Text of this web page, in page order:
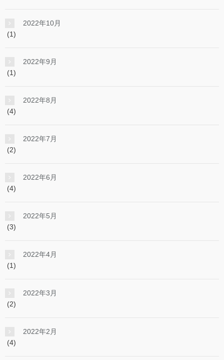
2022年10月
(1)
2022年9月
(1)
2022年8月
(4)
2022年7月
(2)
2022年6月
(4)
2022年5月
(3)
2022年4月
(1)
2022年3月
(2)
2022年2月
(4)